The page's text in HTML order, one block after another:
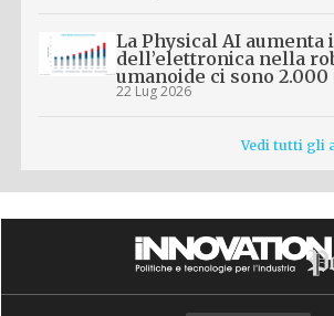
La Physical AI aumenta
dell’elettronica nella
umanoide ci sono 2.000
22 Lug 2026
Vedi tutti gli